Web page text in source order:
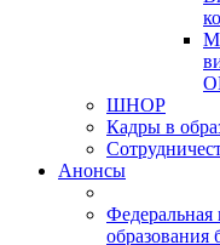
ШНОР
Кадры в
Анонсы
образования